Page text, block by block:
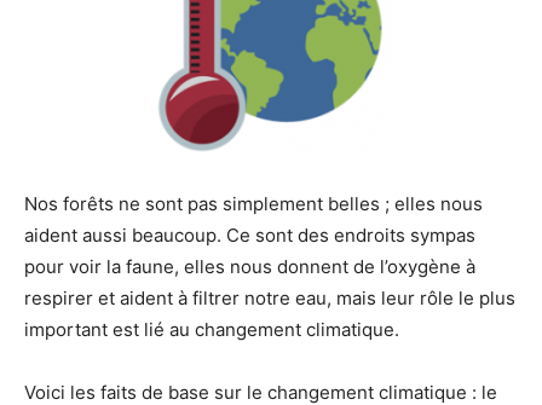
Nos forêts ne sont pas simplement belles ; elles nous
aident aussi beaucoup. Ce sont des endroits sympas
pour voir la faune, elles nous donnent de l’oxygène à
respirer et aident à filtrer notre eau, mais leur rôle le plus
important est lié au changement climatique.
Voici les faits de base sur le changement climatique : le